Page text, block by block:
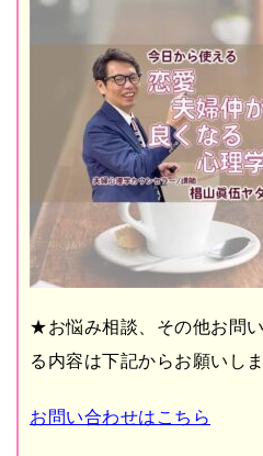
★お悩み相談、その他お問
る内容は下記からお願いしま
お問い合わせはこちら